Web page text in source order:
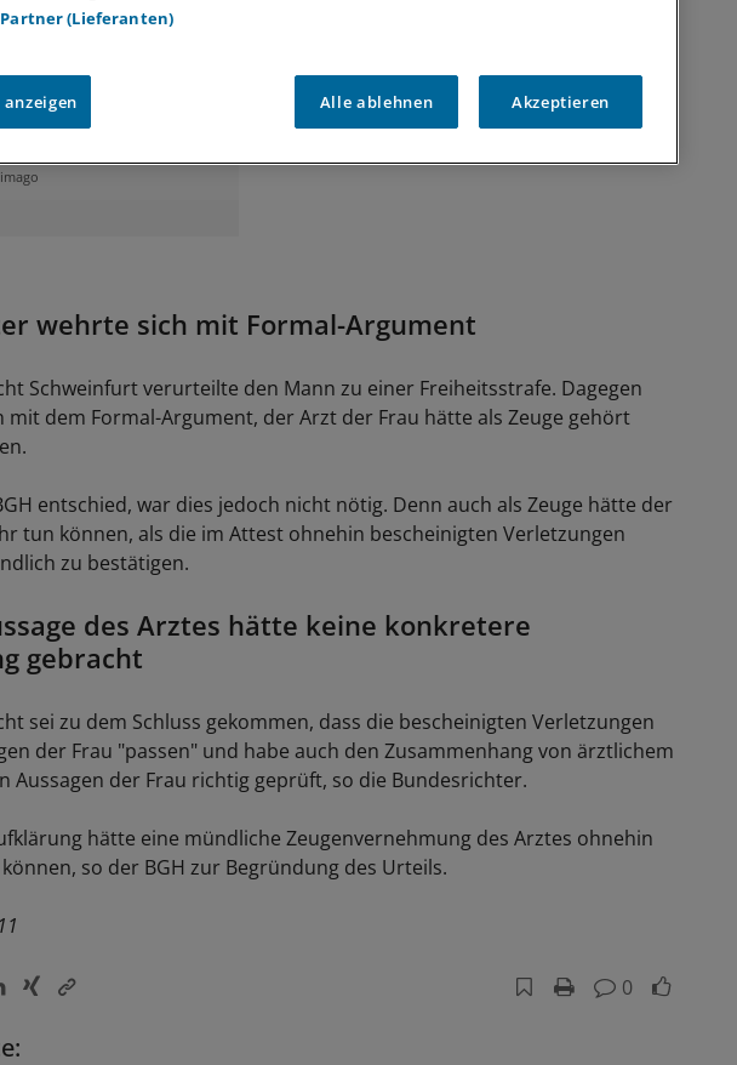
Ärzte müssen bei
nicht persönlich
wehrte sich mit Formal-Argument
Schweinfurt verurteilte den Mann zu einer Freiheitsstrafe. Dagegen
mit dem Formal-Argument, der Arzt der Frau hätte als Zeuge gehört
entschied, war dies jedoch nicht nötig. Denn auch als Zeuge hätte der
tun können, als die im Attest ohnehin bescheinigten Verletzungen
zu bestätigen.
des Arztes hätte keine konkretere
gebracht
sei zu dem Schluss gekommen, dass die bescheinigten Verletzungen
der Frau "passen" und habe auch den Zusammenhang von ärztlichem
Aussagen der Frau richtig geprüft, so die Bundesrichter.
hätte eine mündliche Zeugenvernehmung des Arztes ohnehin
so der BGH zur Begründung des Urteils.
0
(Lieferanten)
anzeigen Alle ablehnen Akzeptieren